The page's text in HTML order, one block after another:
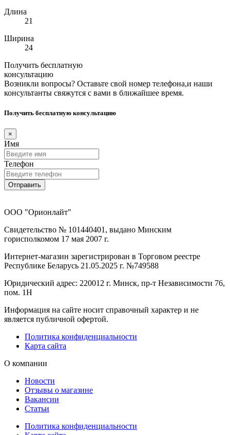
Длина
21
Ширина
24
Получить бесплатную
консультацию
Возникли вопросы? Оставьте свой номер телефона,и наши
консультанты свяжутся с вами в ближайшее время.
Получить бесплатную консультацию
×
Имя
Телефон
Отправить
ООО "Орионлайт"
Свидетельство № 101440401, выдано Минским
горисполкомом 17 мая 2007 г.
Интернет-магазин зарегистрирован в Торговом реестре
Республике Беларусь 21.05.2025 г. №749588
Юридический адрес: 220012 г. Минск, пр-т Независимости 76,
пом. 1Н
Информация на сайте носит справочный характер и не
является публичной офертой.
Политика конфиденциальности
Карта сайта
О компании
Новости
Отзывы о магазине
Вакансии
Статьи
Политика конфиденциальности